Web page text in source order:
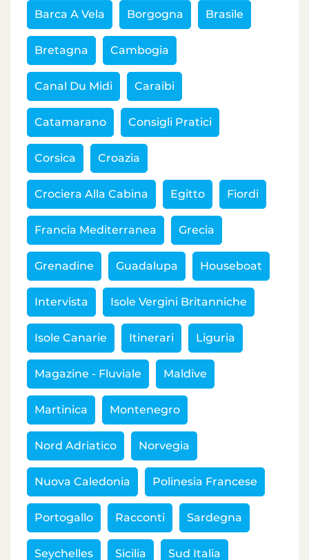
Barca A Vela Borgogna Brasile
Bretagna Cambogia
Canal Du Midi Caraibi
Catamarano Consigli Pratici
Corsica Croazia
Crociera Alla Cabina Egitto Fiordi
Francia Mediterranea Grecia
Grenadine Guadalupa Houseboat
Intervista Isole Vergini Britanniche
Isole Canarie Itinerari Liguria
Magazine - Fluviale Maldive
Martinica Montenegro
Nord Adriatico Norvegia
Nuova Caledonia Polinesia Francese
Portogallo Racconti Sardegna
Seychelles Sicilia Sud Italia